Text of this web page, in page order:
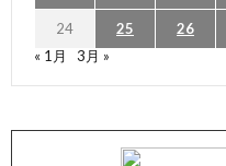
24 25 26
« 1月
3月 »